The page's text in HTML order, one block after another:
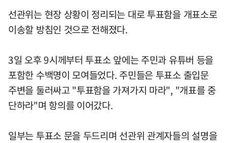
선관위는 현장 상황이 정리되는 대로 투표함을 개표소로
이송할 방침인 것으로 전해졌다.
3일 오후 9시께부터 투표소 앞에는 주민과 유튜버 등을
포함한 수백명이 모여들었다. 주민들은 투표소 출입문
주변을 둘러싸고 "투표함을 가져가지 마라", "개표를 중
단하라"며 항의를 이어갔다.
일부는 투표소 문을 두드리며 선관위 관계자들의 설명을